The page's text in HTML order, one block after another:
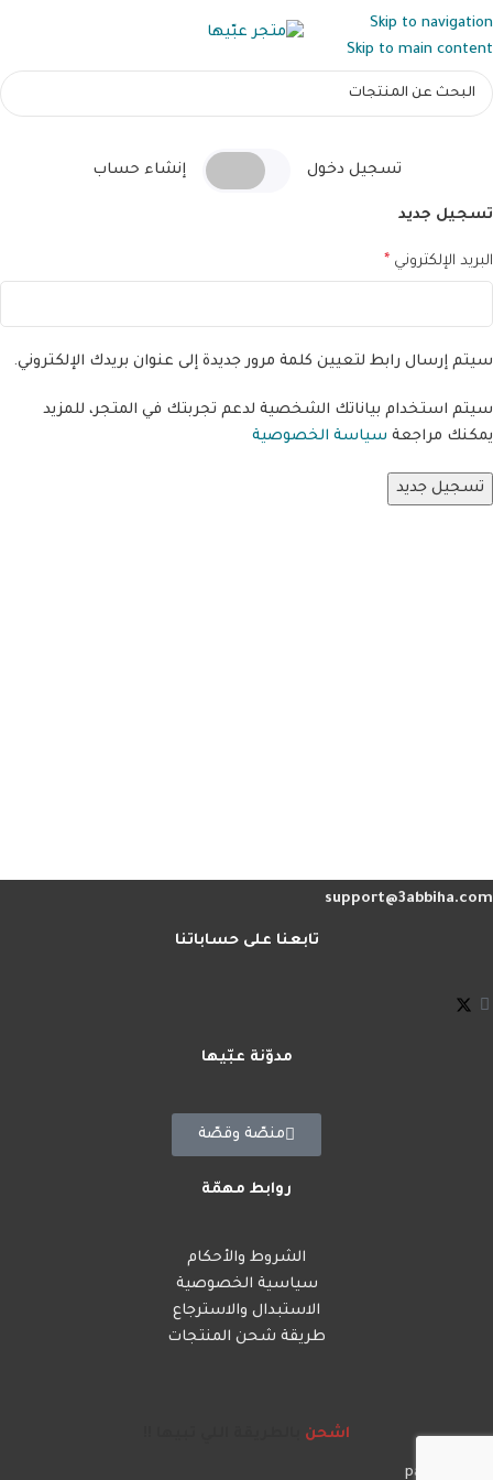
Skip to navigation
Skip to main content
تسجيل دخول إنشاء حساب
تسجيل جديد
البريد الإلكتروني *
سيتم إرسال رابط لتعيين كلمة مرور جديدة إلى عنوان بريدك الإلكتروني.
سيتم استخدام بياناتك الشخصية لدعم تجربتك في المتجر، للمزيد
يمكنك مراجعة سياسة الخصوصية
تسجيل جديد
تسجيل الدخول
اسم المستخدم أو البريد الإلكتروني
كلمة المرور*
تسجيل الدخول
support@3abbiha.com
تابعنا على حساباتنا
مدوّنة عبّيها
منصّة وقصّة
روابط مهمّة
الشروط والأحكام
سياسية الخصوصية
الاستبدال والاسترجاع
طريقة شحن المنتجات
اشحن